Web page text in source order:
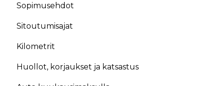
Sopimusehdot
Sitoutumisajat
Kilometrit
Huollot, korjaukset ja katsastus